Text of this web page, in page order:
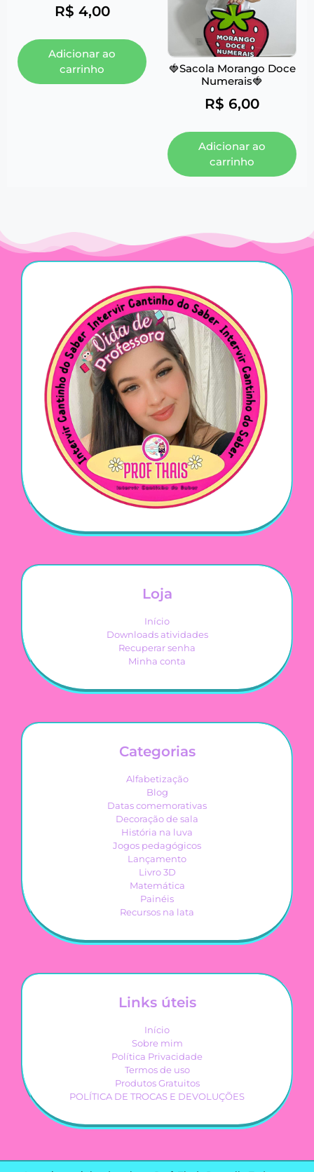
R$ 4,00
Adicionar ao
carrinho
🍓Sacola Morango Doce
Numerais🍓
R$ 6,00
Adicionar ao
carrinho
Loja
Início
Downloads atividades
Recuperar senha
Minha conta
Categorias
Alfabetização
Blog
Datas comemorativas
Decoração de sala
História na luva
Jogos pedagógicos
Lançamento
Livro 3D
Matemática
Painéis
Recursos na lata
Links úteis
Início
Sobre mim
Política Privacidade
Termos de uso
Produtos Gratuitos
POLÍTICA DE TROCAS E DEVOLUÇÕES